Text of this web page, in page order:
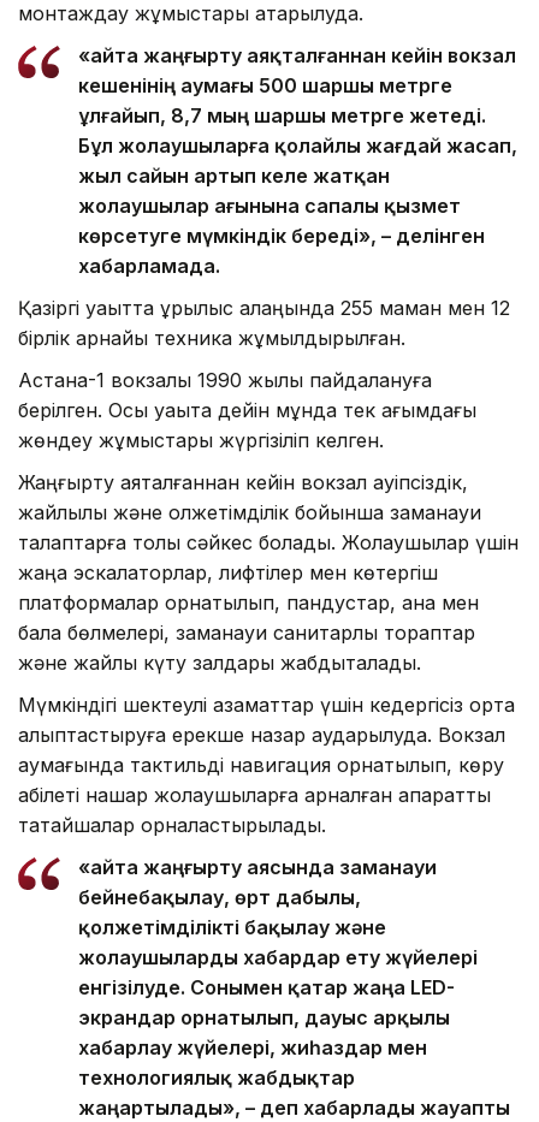
монтаждау жұмыстары атқарылуда.
«Қайта жаңғырту аяқталғаннан кейін вокзал
кешенінің аумағы 500 шаршы метрге
ұлғайып, 8,7 мың шаршы метрге жетеді.
Бұл жолаушыларға қолайлы жағдай жасап,
жыл сайын артып келе жатқан
жолаушылар ағынына сапалы қызмет
көрсетуге мүмкіндік береді», – делінген
хабарламада.
Қазіргі уақытта құрылыс алаңында 255 маман мен 12
бірлік арнайы техника жұмылдырылған.
Астана-1 вокзалы 1990 жылы пайдалануға
берілген. Осы уақытқа дейін мұнда тек ағымдағы
жөндеу жұмыстары жүргізіліп келген.
Жаңғырту аяқталғаннан кейін вокзал қауіпсіздік,
жайлылық және қолжетімділік бойынша заманауи
талаптарға толық сәйкес болады. Жолаушылар үшін
жаңа эскалаторлар, лифтілер мен көтергіш
платформалар орнатылып, пандустар, ана мен
бала бөлмелері, заманауи санитарлық тораптар
және жайлы күту залдары жабдықталады.
Мүмкіндігі шектеулі азаматтар үшін кедергісіз орта
қалыптастыруға ерекше назар аударылуда. Вокзал
аумағында тактильді навигация орнатылып, көру
қабілеті нашар жолаушыларға арналған ақпараттық
тақтайшалар орналастырылады.
«Қайта жаңғырту аясында заманауи
бейнебақылау, өрт дабылы,
қолжетімділікті бақылау және
жолаушыларды хабардар ету жүйелері
енгізілуде. Сонымен қатар жаңа LED-
экрандар орнатылып, дауыс арқылы
хабарлау жүйелері, жиһаздар мен
технологиялық жабдықтар
жаңартылады», – деп хабарлады жауапты